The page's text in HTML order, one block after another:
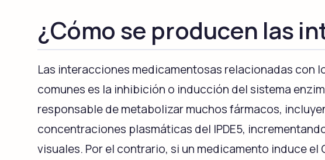
Vigora
Tadalafil
¿Cómo se producen las
Las interacciones medicamentosas relacionadas con
comunes es la inhibición o inducción del sistema
responsable de metabolizar muchos fármacos,
concentraciones plasmáticas del IPDE5,
visuales. Por el contrario, si un medicamento induce